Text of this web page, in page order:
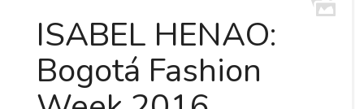
ISABEL HENAO:
Bogotá Fashion